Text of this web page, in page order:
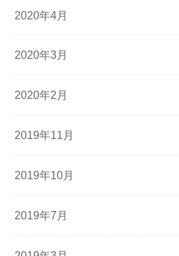
2020年4月
2020年3月
2020年2月
2019年11月
2019年10月
2019年7月